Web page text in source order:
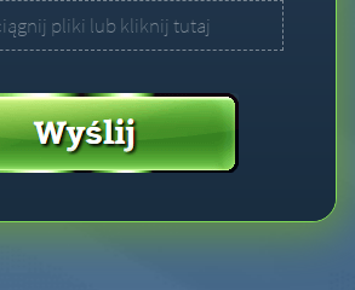
pliki lub kliknij tutaj